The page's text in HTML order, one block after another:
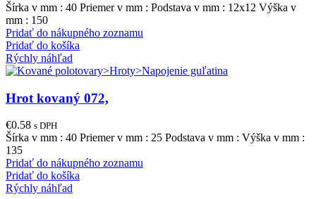
Šírka v mm : 40 Priemer v mm : Podstava v mm : 12x12 Výška v
mm : 150
Pridať do nákupného zoznamu
Pridať do košíka
Rýchly náhľad
Hrot kovaný 072,
€0.58 s DPH
Šírka v mm : 40 Priemer v mm : 25 Podstava v mm : Výška v mm :
135
Pridať do nákupného zoznamu
Pridať do košíka
Rýchly náhľad